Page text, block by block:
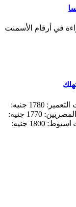
في أرقام الأسمنت
سعر اسمنت الممتاز: 1880 جنيه: سعر اسمنت التعمير: 1780 جنيه:
سعر اسمنت المنيا: 1890 جنيه: سعر أسمنت المصريين: 1770 جنيه:
سعر اسمنت الصعيد: 1800 جنيه: سعر اسمنت اسيوط: 1800 جنيه: